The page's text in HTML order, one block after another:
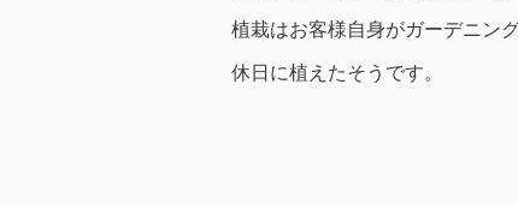
植栽はお客様自身がガーデニン
休日に植えたそうです。